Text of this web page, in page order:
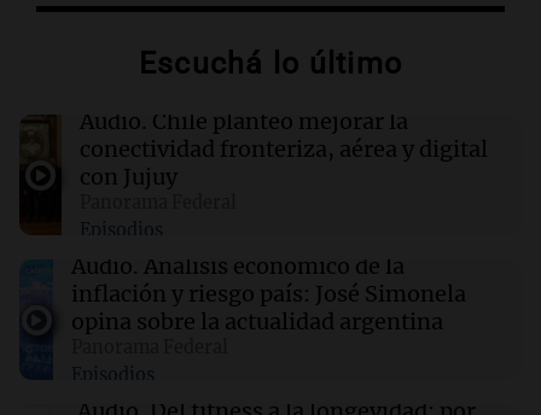
elecciones
Rosario amaneció con 4,9°C y se espera una
máxima de 14°C
Cierra el caso de la jueza Afiuni en Venezuela y
se restituye su libertad plena
08:34 Sociedad
opera en la Triple Frontera
Escuchá lo último
Audio. Chile planteó mejorar la
conectividad fronteriza, aérea y digital
con Jujuy
Episodios
Audio. Análisis económico de la
inflación y riesgo país: José Simonela
opina sobre la actualidad argentina
Episodios